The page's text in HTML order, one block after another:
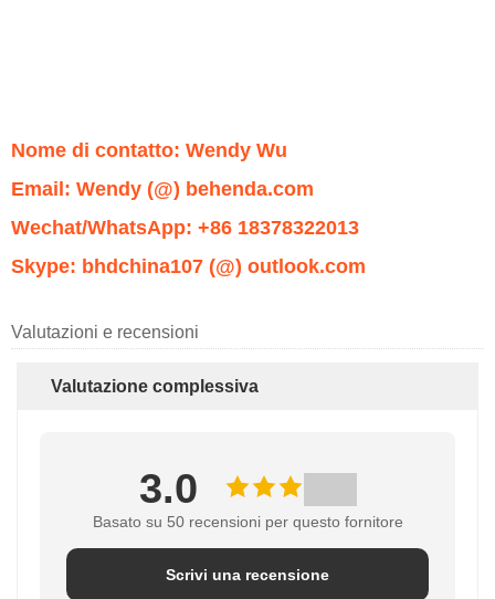
Nome di contatto: Wendy Wu
Email: Wendy (@) behenda.com
Wechat/WhatsApp: +86 18378322013
Skype: bhdchina107 (@) outlook.com
Valutazioni e recensioni
Valutazione complessiva
3.0
Basato su 50 recensioni per questo fornitore
Scrivi una recensione